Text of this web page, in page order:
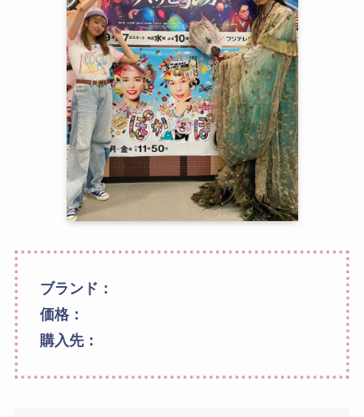
ブランド：
価格：
購入先：